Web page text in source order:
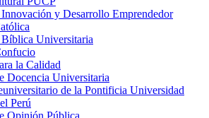
y Desarrollo Emprendedor
Universitaria
la Calidad
Docencia Universitaria
de la Pontificia Universidad
Perú
Opinión Pública